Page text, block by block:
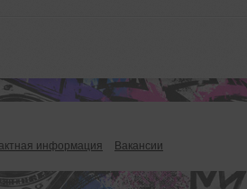
информация Вакансии